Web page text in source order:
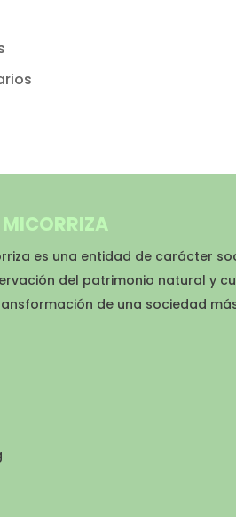
es una entidad de carácter
del patrimonio natural y
de una sociedad